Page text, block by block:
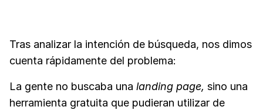
Tras analizar la intención de búsqueda, nos dimos
cuenta rápidamente del problema:
La gente no buscaba una landing page, sino una
herramienta gratuita que pudieran utilizar de